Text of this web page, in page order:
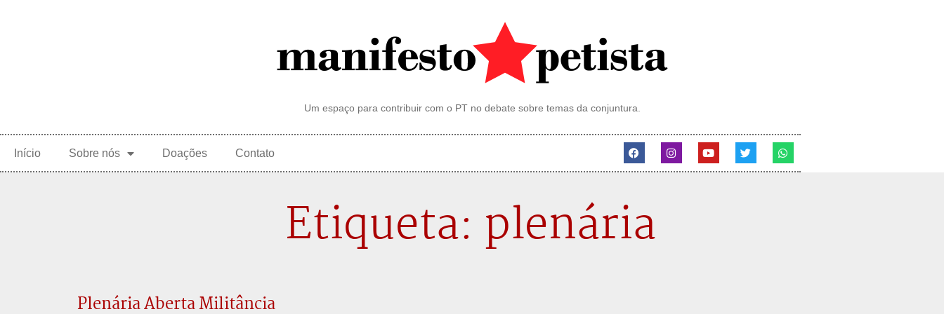
Um espaço para contribuir com o PT no debate sobre temas da conjuntura.
Início Sobre nós Doações Contato
Etiqueta: plenária
Plenária Aberta Militância